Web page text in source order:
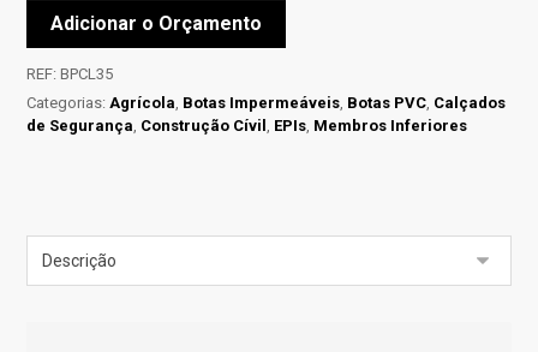
Adicionar o Orçamento
REF:BPCL35
Categorias:Agrícola, Botas Impermeáveis, Botas PVC, Calçados
de Segurança, Construção Cívil, EPIs, Membros Inferiores